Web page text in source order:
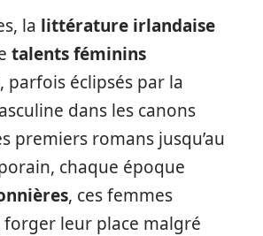
la littérature irlandaise
talents féminins
, parfois éclipsés par la
dans les canons
premiers romans jusqu’au
chaque époque
, ces femmes
leur place malgré